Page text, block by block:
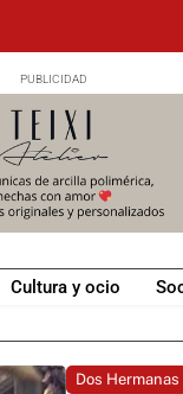
Cultura y ocio
Dos Hermanas